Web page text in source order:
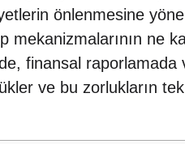
önlenmesine
mekanizmalarının ne
finansal raporlamada
ve bu zorlukların